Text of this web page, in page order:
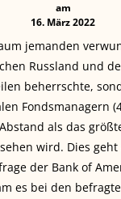
am
16. März 2022
jemanden
Russland und
beherrschte,
Fondsmanagern
als das
wird. Dies
der Bank of
es bei den